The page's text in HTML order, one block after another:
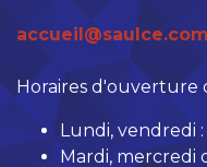
accueil@saulce.com
Horaires d'ouverture
Lundi, vendredi :
Mardi, mercredi